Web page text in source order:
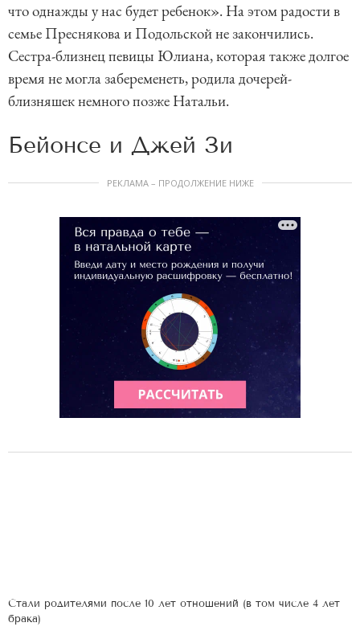
что однажды у нас будет ребенок». На этом радости в
семье Преснякова и Подольской не закончились.
Сестра-близнец певицы Юлиана, которая также долгое
время не могла забеременеть, родила дочерей-
близняшек немного позже Натальи.
Бейонсе и Джей Зи
РЕКЛАМА – ПРОДОЛЖЕНИЕ НИЖЕ
Стали родителями после 10 лет отношений (в том числе 4 лет
брака)